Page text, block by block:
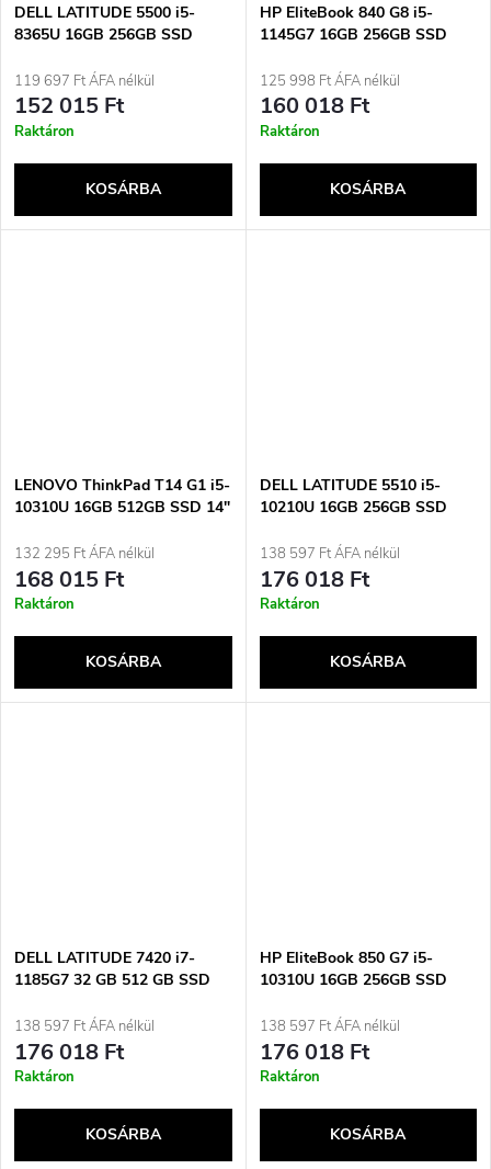
DELL LATITUDE 5500 i5-
8365U 16GB 256GB SSD
Használt
119 697 Ft ÁFA nélkül
152 015 Ft
Raktáron
KOSÁRBA
HP EliteBook 840 G8 i5-
1145G7 16GB 256GB SSD
Használt
125 998 Ft ÁFA nélkül
160 018 Ft
Raktáron
KOSÁRBA
LENOVO ThinkPad T14 G1 i5-
10310U 16GB 512GB SSD 14"
132 295 Ft ÁFA nélkül
168 015 Ft
Raktáron
KOSÁRBA
DELL LATITUDE 5510 i5-
10210U 16GB 256GB SSD
Használt
138 597 Ft ÁFA nélkül
176 018 Ft
Raktáron
KOSÁRBA
DELL LATITUDE 7420 i7-
1185G7 32 GB 512 GB SSD
(érintőképernyő) USA
QWERTY billentyűzet
Windows 11 Pro + hálózati
138 597 Ft ÁFA nélkül
176 018 Ft
Raktáron
KOSÁRBA
HP EliteBook 850 G7 i5-
10310U 16GB 256GB SSD
Használt
138 597 Ft ÁFA nélkül
176 018 Ft
Raktáron
KOSÁRBA